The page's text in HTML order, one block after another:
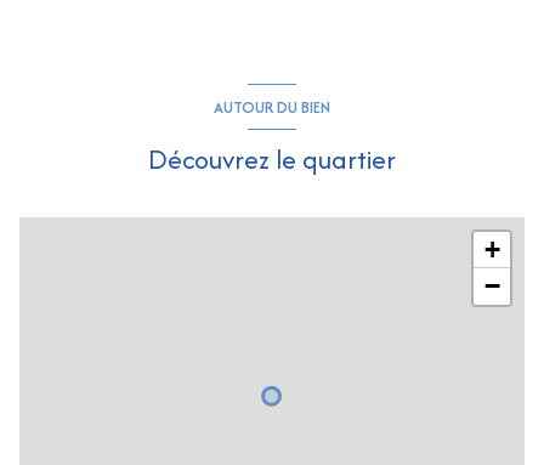
AUTOUR DU BIEN
Découvrez le quartier
+
−